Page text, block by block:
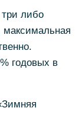
либо
максимальная
годовых в